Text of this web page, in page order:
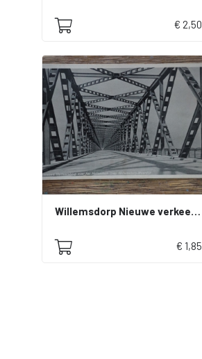
€ 2,50
Willemsdorp Nieuwe verkeersbrug over het Hollands diep Willemsdorp - Moerdijk
€ 1,85